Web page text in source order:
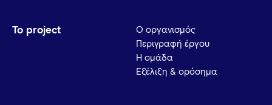
Το project
Ο οργανισμός
Περιγραφή έργου
Η ομάδα
Εξέλιξη & ορόσημα